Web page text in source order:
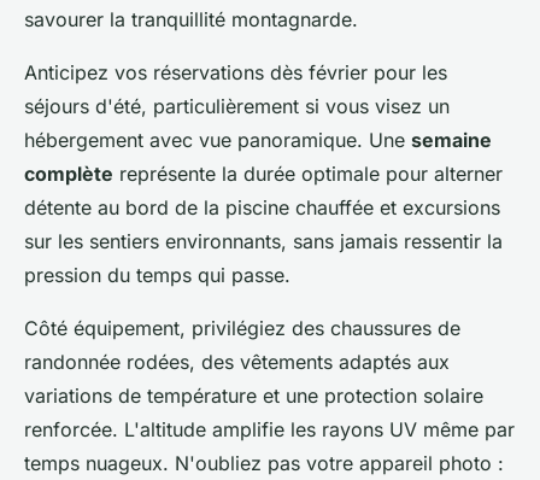
savourer la tranquillité montagnarde.
Anticipez vos réservations dès février pour les
séjours d'été, particulièrement si vous visez un
hébergement avec vue panoramique. Une semaine
complète représente la durée optimale pour alterner
détente au bord de la piscine chauffée et excursions
sur les sentiers environnants, sans jamais ressentir la
pression du temps qui passe.
Côté équipement, privilégiez des chaussures de
randonnée rodées, des vêtements adaptés aux
variations de température et une protection solaire
renforcée. L'altitude amplifie les rayons UV même par
temps nuageux. N'oubliez pas votre appareil photo :